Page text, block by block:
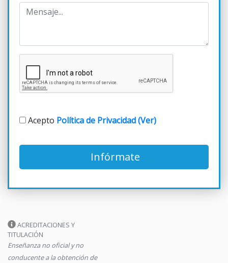
Acepto Política de Privacidad (Ver)
Infórmate
ACREDITACIONES Y
TITULACIÓN
Enseñanza no oficial y no
conducente a la obtención de